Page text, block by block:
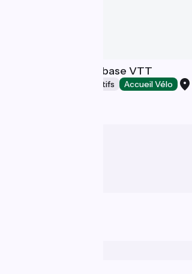
Relais éco-vélo et base VTT
Hébergements collectifs Accueil Vélo